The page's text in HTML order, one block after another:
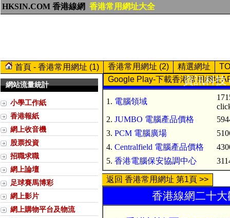
HKSIN.COM 香港線網 香港常用網址大全
首頁 - 香港常用網址 (1) 香港常用網址 (2) 精選網址
Google Play-下載香港常用網址
網站流量統計
小學工作紙
香港報紙
網上收音機
股票投資
招職求職
網上論壇
足球賽馬博彩
網上影片
網上購物平台及物流
資訊科技
1. 電腦領域
2. JUMBO 電腦產品價格
3. PCM 電腦廣場
4. Centralfield 電腦產品價格
5. 香港電腦保安協調中心
返回 香港常用網址 第1頁 >>
香港線網二十